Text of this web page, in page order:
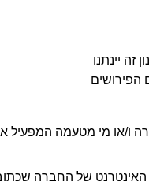
זה יינתנו
הפירושים
ו/או מי מטעמה המפעיל
של החברה